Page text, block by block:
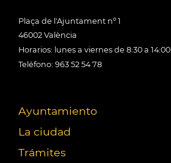
Plaça de l'Ajuntament nº 1
46002 València
Horarios: lunes a viernes de 8:30 a
Teléfono: 963 52 54 78
Ayuntamiento
La ciudad
Trámites